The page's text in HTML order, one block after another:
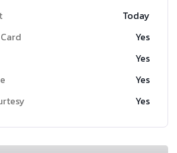
Today
Yes
Yes
Yes
Yes